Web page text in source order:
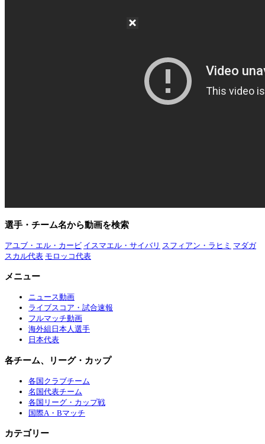
選手・チーム名から動画を検索
アユブ・エル・カービ イスマエル・サイバリ スフィアン・ラヒミ マダガ
スカル代表 モロッコ代表
メニュー
ニュース動画
ライブスコア・試合速報
フルマッチ動画
海外組日本人選手
日本代表
各チーム、リーグ・カップ
各国クラブチーム
名国代表チーム
各国リーグ・カップ戦
国際A・Bマッチ
カテゴリー